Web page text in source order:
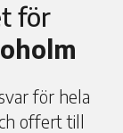
för
för hela
offert till